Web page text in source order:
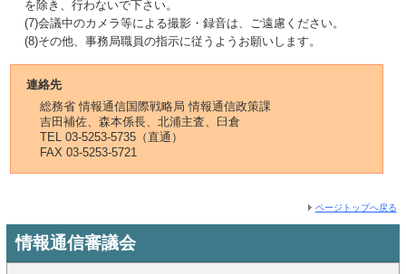
を除き、行わないで下さい。
(7)会議中のカメラ等による撮影・録音は、ご遠慮ください。
(8)その他、事務局職員の指示に従うようお願いします。
連絡先
総務省 情報通信国際戦略局 情報通信政策課
吉田補佐、森本係長、北浦主査、臼倉
TEL 03-5253-5735（直通）
FAX 03-5253-5721
ページトップへ戻る
情報通信審議会